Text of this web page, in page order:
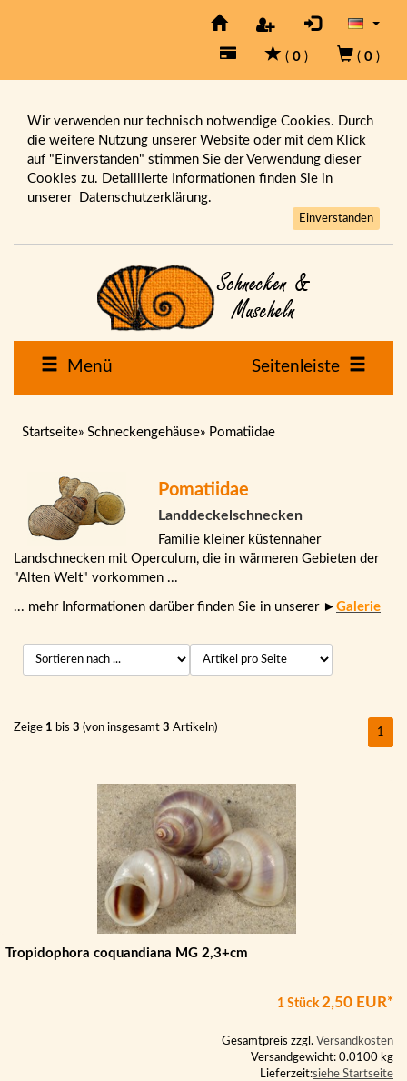
( 0 ) ( 0 )
Wir verwenden nur technisch notwendige Cookies. Durch
die weitere Nutzung unserer Website oder mit dem Klick
auf "Einverstanden" stimmen Sie der Verwendung dieser
Cookies zu. Detaillierte Informationen finden Sie in
unserer Datenschutzerklärung.
Einverstanden
Menü Seitenleiste
Startseite» Schneckengehäuse» Pomatiidae
Pomatiidae
Landdeckelschnecken
Familie kleiner küstennaher
Landschnecken mit Operculum, die in wärmeren Gebieten der
"Alten Welt" vorkommen ...
... mehr Informationen darüber finden Sie in unserer ► Galerie
Zeige 1 bis 3 (von insgesamt 3 Artikeln) 1
Tropidophora coquandiana MG 2,3+cm
1 Stück 2,50 EUR*
Gesamtpreis zzgl. Versandkosten
Versandgewicht: 0.0100 kg
Lieferzeit:siehe Startseite